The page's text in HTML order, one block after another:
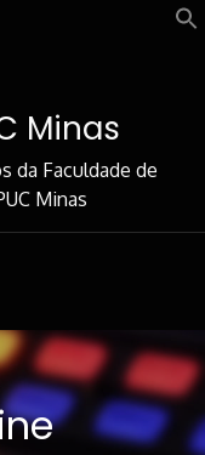
Minas
da Faculdade de
Minas